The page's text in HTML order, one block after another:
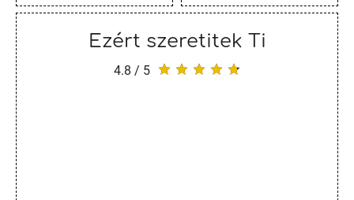
Ezért szeretitek Ti
4.8 / 5